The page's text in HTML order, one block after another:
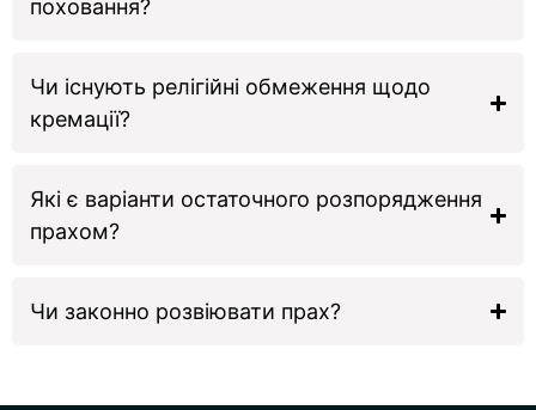
поховання?
Чи існують релігійні обмеження щодо
кремації?
Які є варіанти остаточного розпорядження
прахом?
Чи законно розвіювати прах?